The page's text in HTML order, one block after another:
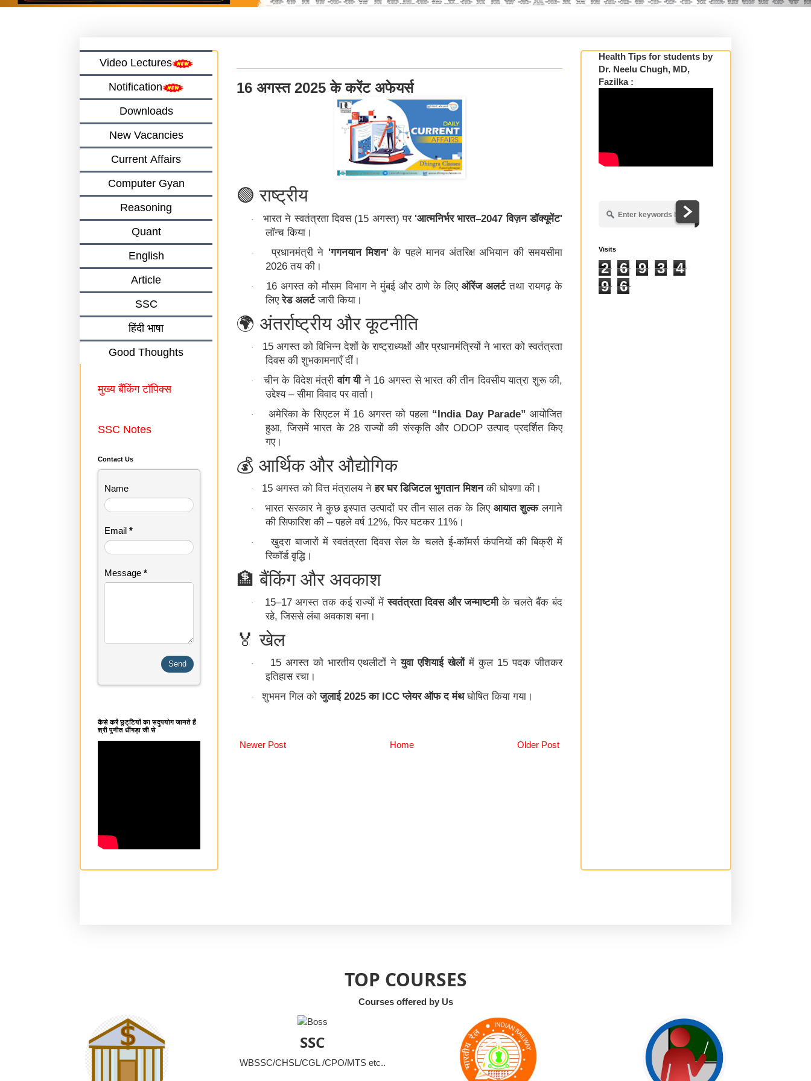
16 अगस्त 2025 के करेंट अफेयर्स
🟢 राष्ट्रीय
· भारत ने स्वतंत्रता दिवस(15 अगस्त)पर 'आत्मनिर्भर भारत–2047विज़न डॉक्यूमेंट'
लॉन्च किया।
· प्रधानमंत्री ने 'गगनयान मिशन' के पहले मानव अंतरिक्ष अभियान की समयसीमा
2026तय की।
· 16अगस्त को मौसम विभाग ने मुंबई और ठाणे के लिए ऑरेंज अलर्ट तथा रायगढ़ के
लिए रेड अलर्ट जारी किया।
🌍 अंतर्राष्ट्रीय और कूटनीति
· 15 अगस्त को विभिन्न देशों के राष्ट्राध्यक्षों और प्रधानमंत्रियों ने भारत को स्वतंत्रता
दिवस की शुभकामनाएँ दीं।
· चीन के विदेश मंत्री वांग यी ने16 अगस्त से भारत की तीन दिवसीय यात्रा शुरू की,
उद्देश्य–सीमा विवाद पर वार्ता।
· अमेरिका के सिएटल में16 अगस्त को पहला “India Day Parade” आयोजित
हुआ,जिसमें भारत के28राज्यों की संस्कृति औरODOPउत्पाद प्रदर्शित किए
गए।
💰 आर्थिक और औद्योगिक
· 15 अगस्त को वित्त मंत्रालय ने हर घर डिजिटल भुगतान मिशन की घोषणा की।
· भारत सरकार ने कुछ इस्पात उत्पादों पर तीन साल तक के लिए आयात शुल्क लगाने
की सिफारिश की –पहले वर्ष12%,फिर घटकर11% ।
· खुदरा बाजारों में स्वतंत्रता दिवस सेल के चलते ई-कॉमर्स कंपनियों की बिक्री में
रिकॉर्ड वृद्धि।
🏦बैंकिंग और अवकाश
· 15–17अगस्त तक कई राज्यों में स्वतंत्रता दिवस और जन्माष्टमी के चलते बैंक बंद
रहे,जिससे लंबा अवकाश बना।
🏅खेल
· 15 अगस्त को भारतीय एथलीटों ने युवा एशियाई खेलों में कुल15पदक जीतकर
इतिहास रचा।
· शुभमन गिल को जुलाई2025काICCप्लेयर ऑफ द मंथ घोषित किया गया।
Newer Post Older Post
Home
Video Lectures
Notification
Downloads
New Vacancies
Current Affairs
Computer Gyan
Reasoning
Quant
English
Article
SSC
हिंदी भाषा
Good Thoughts
मुख्य बैंकिंग टॉपिक्स
SSC Notes
Contact Us
Name
Email *
Message *
कैसे करें छुट्टियों का सदुपयोग जानते हैं
श्री पुनीत धींगड़ा जी से
Health Tips for students by
Dr. Neelu Chugh, MD,
Fazilka :
Visits
2 6 9 3
4
9
6
TOP COURSES
Courses offered by Us
SSC
WBSSC/CHSL/CGL /CPO/MTS etc..